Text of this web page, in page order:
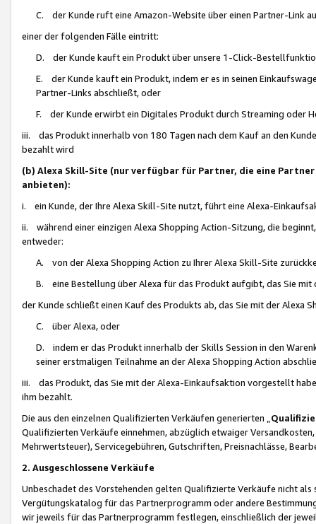
C. der Kunde ruft eine Amazon-Website über einen Partner-Link
einer der folgenden Fälle eintritt:
D. der Kunde kauft ein Produkt über unsere 1-Click-
E. der Kunde kauft ein Produkt, indem er es in seinen
Partner-Links abschließt, oder
F. der Kunde erwirbt ein Digitales Produkt durch Streaming oder
iii. das Produkt innerhalb von 180 Tagen nach dem Kauf an den
bezahlt wird
(b) Alexa Skill-Site (nur verfügbar für Partner, die eine
anbieten):
i. ein Kunde, der Ihre Alexa Skill-Site nutzt, führt eine Alexa-
ii. während einer einzigen Alexa Shopping Action-Sitzung, die
entweder:
A. von der Alexa Shopping Action zu Ihrer Alexa Skill-Site
B. eine Bestellung über Alexa für das Produkt aufgibt, das Sie mit
der Kunde schließt einen Kauf des Produkts ab, das Sie mit der Alexa
C. über Alexa, oder
D. indem er das Produkt innerhalb der Skills Session in den
seiner erstmaligen Teilnahme an der Alexa Shopping Action
iii. das Produkt, das Sie mit der Alexa-Einkaufsaktion vorgestellt
ihm bezahlt.
Die aus den einzelnen Qualifizierten Verkäufen generierten „
Qualifizierten Verkäufe einnehmen, abzüglich etwaiger
Mehrwertsteuer), Servicegebühren, Gutschriften, Preisnachlässe,
2. Ausgeschlossene Verkäufe
Unbeschadet des Vorstehenden gelten Qualifizierte Verkäufe nicht
Vergütungskatalog für das Partnerprogramm oder andere
wir jeweils für das Partnerprogramm festlegen, einschließlich der